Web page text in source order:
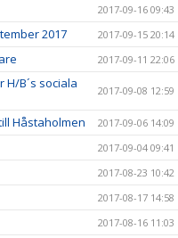
2017-09-16 09:43
2017 2017-09-15 20:14
2017-09-11 22:06
B´s sociala
2017-09-08 12:59
Håstaholmen 2017-09-06 14:09
2017-09-04 09:41
2017-08-23 10:42
2017-08-17 14:58
2017-08-16 11:03